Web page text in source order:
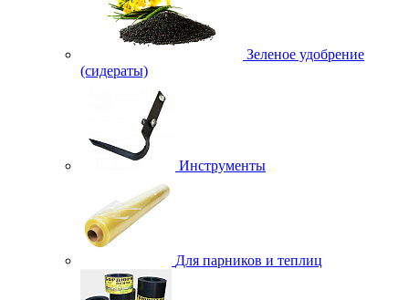
Зеленое удобрение
(сидераты)
Инструменты
Для парников и теплиц